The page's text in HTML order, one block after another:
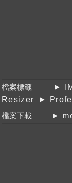
檔案標籤 ►
Resizer
►
檔案下載